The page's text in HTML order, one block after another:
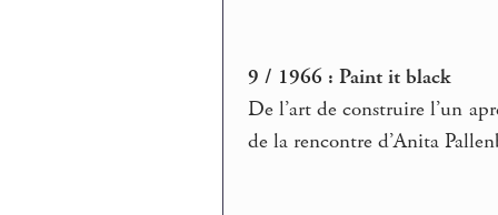
9 / 1966 : Paint it black
De l’art de construire l’un
de la rencontre d’Anita